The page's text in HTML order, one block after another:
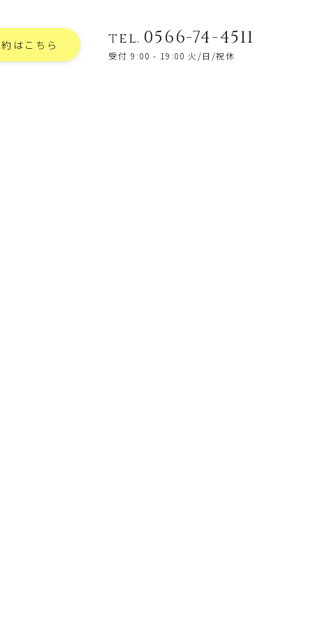
はこちら tel. 0566-74-4511
受付 9:00 - 19:00 火/日/祝休